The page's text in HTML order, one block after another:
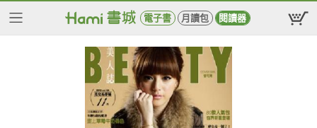
電子書 月讀包 閱讀器